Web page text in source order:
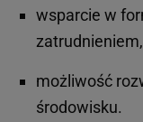
wsparcie w
zatrudnieniem,
możliwość
środowisku.